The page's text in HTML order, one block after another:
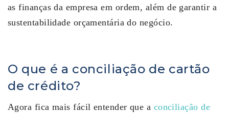
as finanças da empresa em ordem, além de garantir a
sustentabilidade orçamentária do negócio.
O que é a conciliação de cartão
de crédito?
Agora fica mais fácil entender que a conciliação de